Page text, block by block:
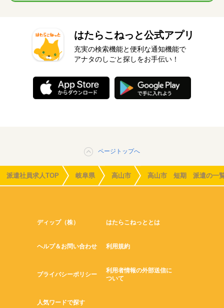
はたらこねっと公式アプリ
充実の検索機能と便利な通知機能で
アナタのしごと探しをお手伝い！
ページトップへ
派遣社員求人TOP 岐阜県 高山市 高山市 短期 派遣の一
ディップ（株） はたらこねっととは
ヘルプ＆お問い合わせ 利用規約
プライバシーポリシー
利用者情報の外部送信に
ついて
人気ワードで探す